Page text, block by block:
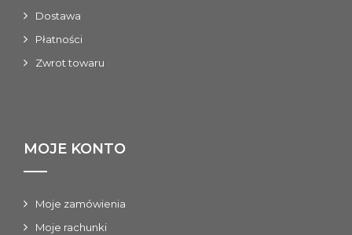
Dostawa
Płatności
Zwrot towaru
MOJE KONTO
Moje zamówienia
Moje rachunki